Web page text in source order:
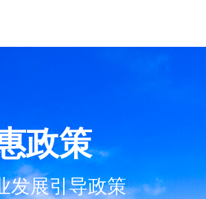
政策
发展引导政策